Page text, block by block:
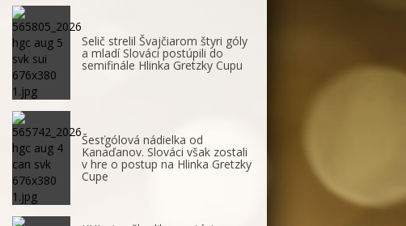
Selič strelil Švajčiarom štyri góly
a mladí Slováci postúpili do
semifinále Hlinka Gretzky Cupu
Šesťgólová nádielka od
Kanaďanov. Slováci však zostali
v hre o postup na Hlinka Gretzky
Cupe